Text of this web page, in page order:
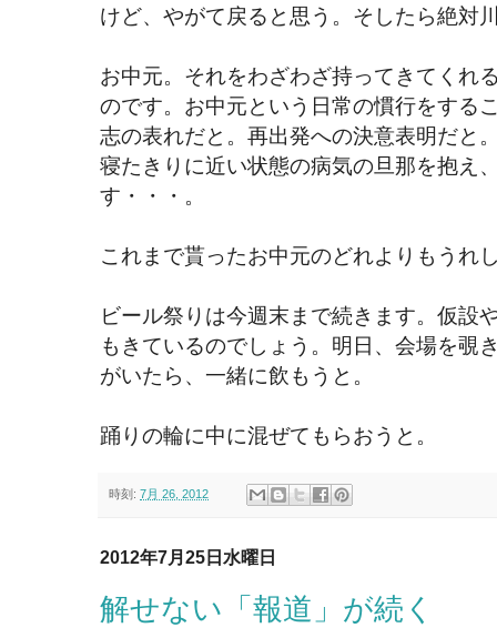
けど、やがて戻ると思う。そしたら絶対
お中元。それをわざわざ持ってきてくれ
のです。お中元という日常の慣行をする
志の表れだと。再出発への決意表明だと
寝たきりに近い状態の病気の旦那を抱え
す・・・。
これまで貰ったお中元のどれよりもうれ
ビール祭りは今週末まで続きます。仮設
もきているのでしょう。明日、会場を覗
がいたら、一緒に飲もうと。
踊りの輪に中に混ぜてもらおうと。
時刻: 7月 26, 2012
2012年7月25日水曜日
解せない「報道」が続く